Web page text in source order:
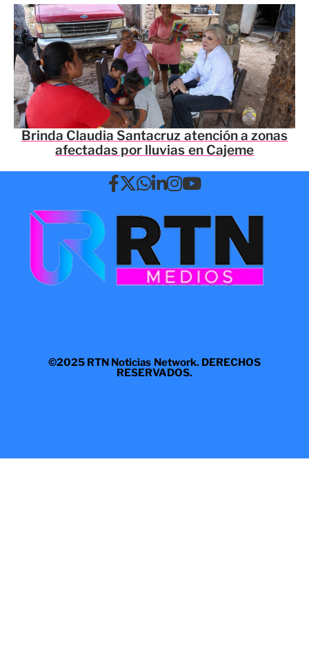
Brinda Claudia Santacruz atención a zonas
afectadas por lluvias en Cajeme
©2025 RTN Noticias Network. DERECHOS
RESERVADOS.